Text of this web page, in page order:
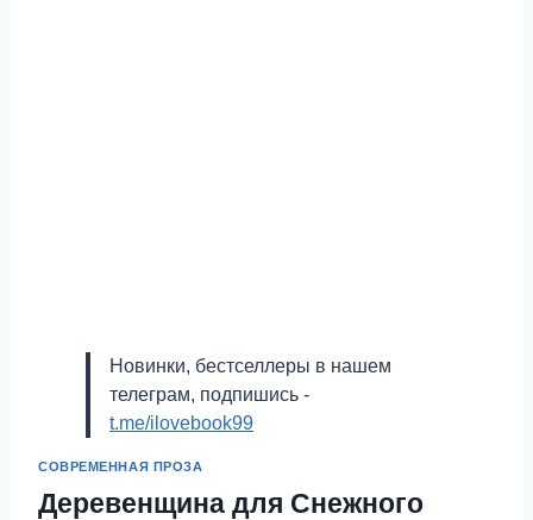
Новинки, бестселлеры в нашем
телеграм, подпишись -
t.me/ilovebook99
СОВРЕМЕННАЯ ПРОЗА
Деревенщина для Снежного